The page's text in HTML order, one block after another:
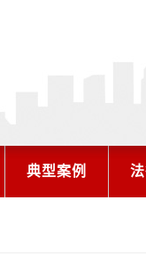
典型案例